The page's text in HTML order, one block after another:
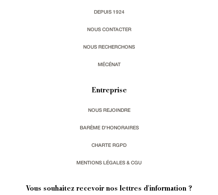
DEPUIS 1924
NOUS CONTACTER
NOUS RECHERCHONS
MÉCÉNAT
Entreprise
NOUS REJOINDRE
BARÈME D'HONORAIRES
CHARTE RGPD
MENTIONS LÉGALES & CGU
Vous souhaitez recevoir nos lettres d'information ?